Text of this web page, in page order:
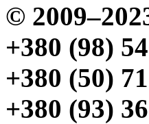
©
+380 (98)
+380 (50)
+380 (93)